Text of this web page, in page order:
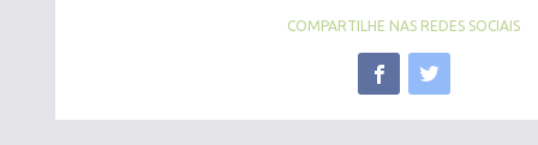
COMPARTILHE NAS REDES SOCIAIS